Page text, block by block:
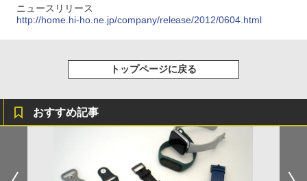
ニュースリリース
http://home.hi-ho.ne.jp/company/release/2012/0604.html
トップページに戻る
おすすめ記事